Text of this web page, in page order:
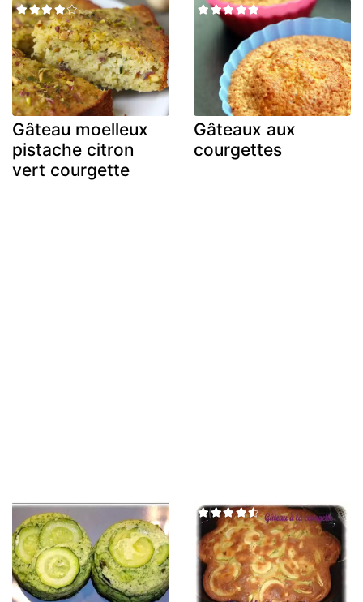
Gâteau moelleux
pistache citron
vert courgette
Gâteaux aux
courgettes